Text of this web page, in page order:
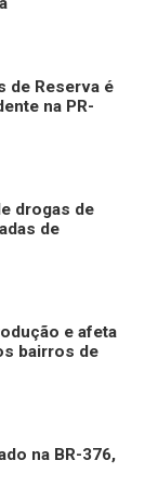
de Reserva é
na PR-
drogas de
de
e afeta
bairros de
na BR-376,